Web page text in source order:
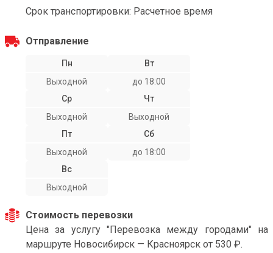
Срок транспортировки: Расчетное время
Отправление
Пн
Выходной
Вт
до 18:00
Ср
Выходной
Чт
Выходной
Пт
Выходной
Сб
до 18:00
Вс
Выходной
Стоимость перевозки
Цена за услугу "Перевозка между городами" на
маршруте Новосибирск — Красноярск от 530 ₽.